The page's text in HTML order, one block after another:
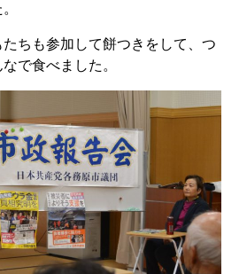
ちも参加して餅つきをして、つ
で食べました。